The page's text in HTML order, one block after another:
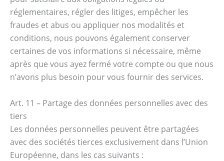
réglementaires, régler des litiges, empêcher les
fraudes et abus ou appliquer nos modalités et
conditions, nous pouvons également conserver
certaines de vos informations si nécessaire, même
après que vous ayez fermé votre compte ou que nous
n’avons plus besoin pour vous fournir des services.
Art. 11 – Partage des données personnelles avec des
tiers
Les données personnelles peuvent être partagées
avec des sociétés tierces exclusivement dans l’Union
Européenne, dans les cas suivants :